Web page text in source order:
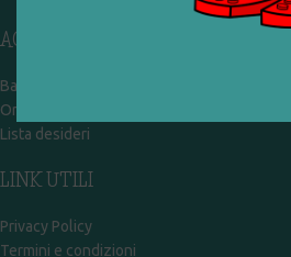
ACCOUNT
Bacheca
Ordini
Lista desideri
LINK UTILI
Privacy Policy
Termini e condizioni